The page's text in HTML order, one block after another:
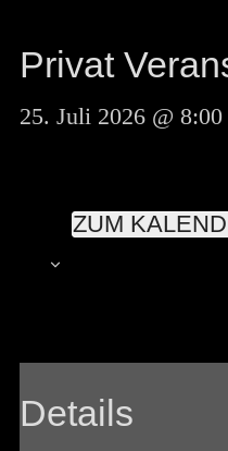
Privat
25. Juli 2026 @ 8:00
ZUM
Details